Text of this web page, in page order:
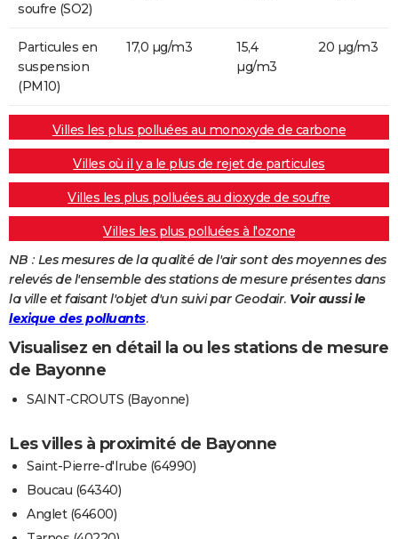
soufre (SO2)
Particules en
suspension
(PM10)
17,0 µg/m3
15,4
µg/m3
20 µg/m3
Villes les plus polluées au monoxyde de carbone
Villes où il y a le plus de rejet de particules
Villes les plus polluées au dioxyde de soufre
Villes les plus polluées à l'ozone
NB : Les mesures de la qualité de l'air sont des moyennes des
relevés de l'ensemble des stations de mesure présentes dans
la ville et faisant l'objet d'un suivi par Geodair. Voir aussi le
lexique des polluants.
Visualisez en détail la ou les stations de mesure
de Bayonne
SAINT-CROUTS (Bayonne)
Les villes à proximité de Bayonne
Saint-Pierre-d'Irube (64990)
Boucau (64340)
Anglet (64600)